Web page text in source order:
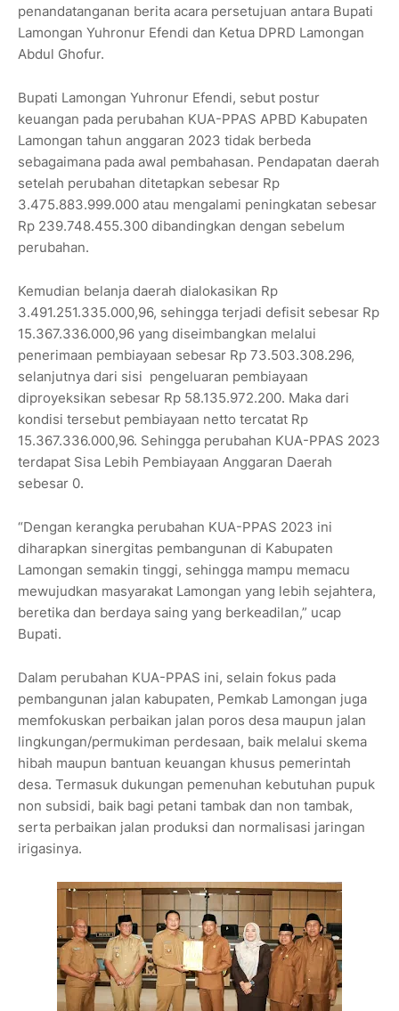
penandatanganan berita acara persetujuan antara Bupati
Lamongan Yuhronur Efendi dan Ketua DPRD Lamongan
Abdul Ghofur.
Bupati Lamongan Yuhronur Efendi, sebut postur
keuangan pada perubahan KUA-PPAS APBD Kabupaten
Lamongan tahun anggaran 2023 tidak berbeda
sebagaimana pada awal pembahasan. Pendapatan daerah
setelah perubahan ditetapkan sebesar Rp
3.475.883.999.000 atau mengalami peningkatan sebesar
Rp 239.748.455.300 dibandingkan dengan sebelum
perubahan.
Kemudian belanja daerah dialokasikan Rp
3.491.251.335.000,96, sehingga terjadi defisit sebesar Rp
15.367.336.000,96 yang diseimbangkan melalui
penerimaan pembiayaan sebesar Rp 73.503.308.296,
selanjutnya dari sisi pengeluaran pembiayaan
diproyeksikan sebesar Rp 58.135.972.200. Maka dari
kondisi tersebut pembiayaan netto tercatat Rp
15.367.336.000,96. Sehingga perubahan KUA-PPAS 2023
terdapat Sisa Lebih Pembiayaan Anggaran Daerah
sebesar 0.
“Dengan kerangka perubahan KUA-PPAS 2023 ini
diharapkan sinergitas pembangunan di Kabupaten
Lamongan semakin tinggi, sehingga mampu memacu
mewujudkan masyarakat Lamongan yang lebih sejahtera,
beretika dan berdaya saing yang berkeadilan,” ucap
Bupati.
Dalam perubahan KUA-PPAS ini, selain fokus pada
pembangunan jalan kabupaten, Pemkab Lamongan juga
memfokuskan perbaikan jalan poros desa maupun jalan
lingkungan/permukiman perdesaan, baik melalui skema
hibah maupun bantuan keuangan khusus pemerintah
desa. Termasuk dukungan pemenuhan kebutuhan pupuk
non subsidi, baik bagi petani tambak dan non tambak,
serta perbaikan jalan produksi dan normalisasi jaringan
irigasinya.